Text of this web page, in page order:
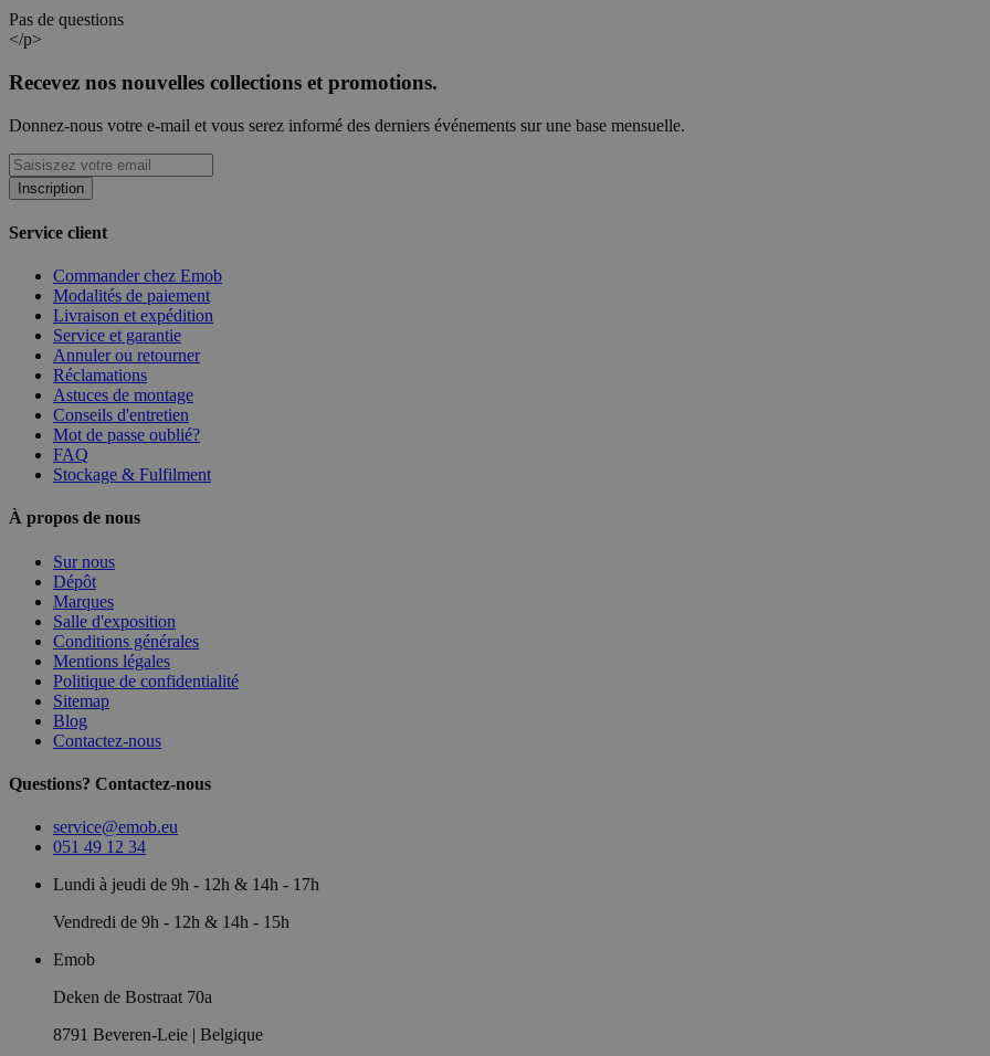
Pas de questions
</p>
Recevez nos nouvelles collections et promotions.
Donnez-nous votre e-mail et vous serez informé des derniers événements sur une base mensuelle.
Inscription
Service client
Commander chez Emob
Modalités de paiement
Livraison et expédition
Service et garantie
Annuler ou retourner
Réclamations
Astuces de montage
Conseils d'entretien
Mot de passe oublié?
FAQ
Stockage & Fulfilment
À propos de nous
Sur nous
Dépôt
Marques
Salle d'exposition
Conditions générales
Mentions légales
Politique de confidentialité
Sitemap
Blog
Contactez-nous
Questions? Contactez-nous
service@emob.eu
051 49 12 34
Lundi à jeudi de 9h - 12h & 14h - 17h
Vendredi de 9h - 12h & 14h - 15h
Emob
Deken de Bostraat 70a
8791 Beveren-Leie | Belgique